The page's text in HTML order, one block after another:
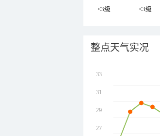
<3级
<3级
整点天气实况
33
31
29
27